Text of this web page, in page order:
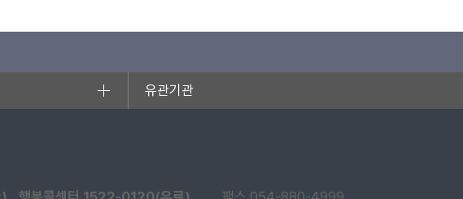
유관기관